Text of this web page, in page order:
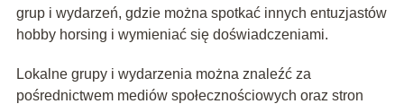
grup i wydarzeń, gdzie można spotkać innych entuzjastów
hobby horsing i wymieniać się doświadczeniami.
Lokalne grupy i wydarzenia można znaleźć za
pośrednictwem mediów społecznościowych oraz stron